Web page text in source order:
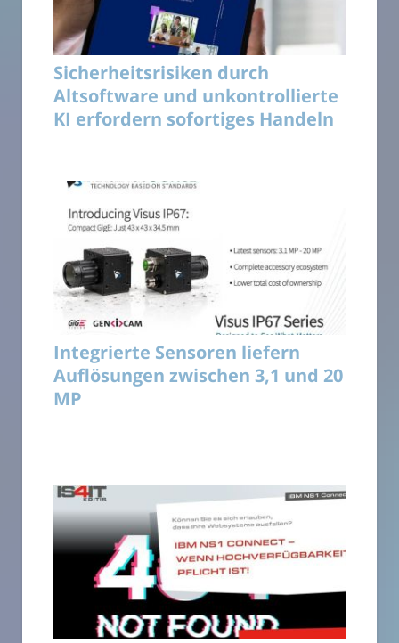
Sicherheitsrisiken durch
Altsoftware und unkontrollierte
KI erfordern sofortiges Handeln
Integrierte Sensoren liefern
Auflösungen zwischen 3,1 und 20
MP